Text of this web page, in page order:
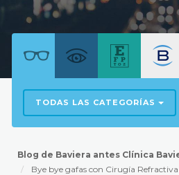
TODAS LAS CATEGORÍAS
Blog de Baviera antes Clínica
Bye bye gafas con Cirugía Refractiva